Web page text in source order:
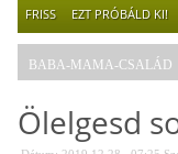
FRISS EZT PRÓBÁLD KI!
BABA-MAMA-CSALÁD
Ölelgesd